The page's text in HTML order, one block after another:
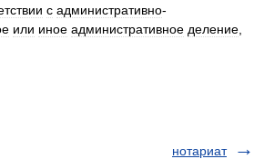
с административно-
или иное административное деление
нотариат